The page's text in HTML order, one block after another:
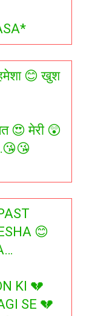
😊 खुश
😍 मेरी 😲
😊
KI 💔
SE 💔